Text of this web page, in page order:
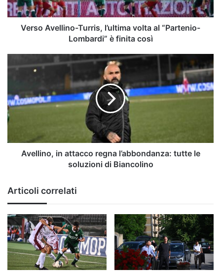
Lombardi”
è
finitaVerso Avellino-Turris, l’ultima volta al “Partenio-
Lombardi” è finita così
in
l’abbondanza:
tutte
le
di
Biancolino
Avellino, in attacco regna l’abbondanza: tutte le
soluzioni di Biancolino
Articoli correlati